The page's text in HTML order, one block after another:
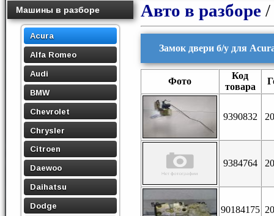
Машины в разборе
Acura
Alfa Romeo
Audi
BMW
Chevrolet
Chrysler
Citroen
Daewoo
Daihatsu
Dodge
Авто в разборе /
Замок двери б/у для
Фото
Код
товара
9390832
9384764
90184175